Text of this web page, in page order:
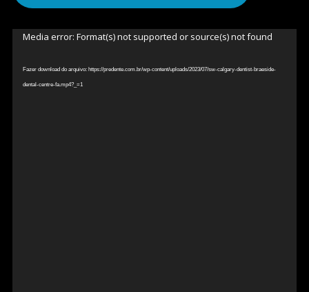
Tocador
vídeo
Media error: Format(s) not supported or source(s) not found
Fazer download do arquivo: https://predente.com.br/wp-content/uploads/2023/07/sw-calgary-dentist-braeside-
dental-centre-fa.mp4?_=1